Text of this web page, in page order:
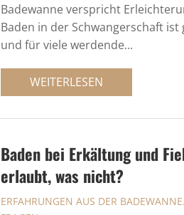
Badewanne verspricht
Baden in der Schwangerschaft
und für viele werdende...
WEITERLESEN
Baden bei Erkältung und
erlaubt, was nicht?
ERFAHRUNGEN AUS DER BADEWANNE.